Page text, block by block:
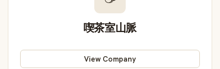
喫茶室山脈
View Company